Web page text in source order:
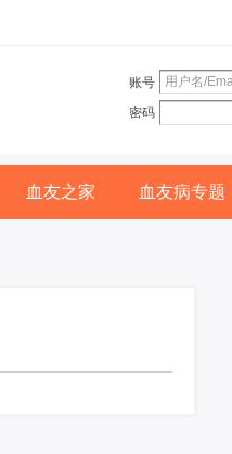
账号
密码
血友之家 血友病专题